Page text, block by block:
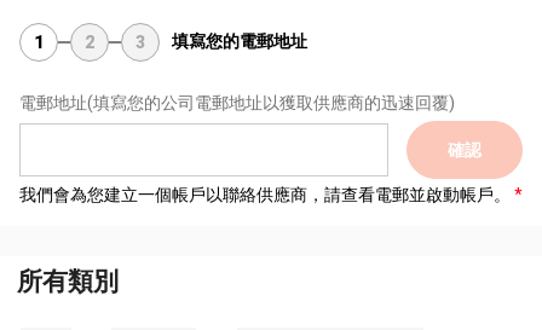
1 2 3 填寫您的電郵地址
電郵地址(填寫您的公司電郵地址以獲取供應商的迅速回覆)
確認
我們會為您建立一個帳戶以聯絡供應商，請查看電郵並啟動帳戶。
所有類別